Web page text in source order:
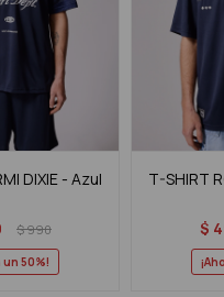
DIXIE - Azul
$990
50
T-SHIRT
$